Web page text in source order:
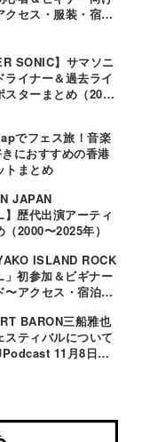
クセス・服装・宿泊
SONIC】サマソニ
ライナー＆過去ライ
スターまとめ（2000
でフェス旅！音楽
におすすめの香港
トまとめ
JAPAN
歴代出演アーティ
2000〜2025年）
ISLAND ROCK
初参加＆ビギナー
〜アクセス・宿泊・
BARON三船雅也
スティバルについて
11月8日配